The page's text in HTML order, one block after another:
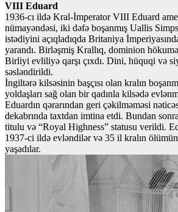
VIII Eduard
1936-cı ildə Kral-İmperator VIII Eduard
nümayəndəsi, iki dəfə boşanmış Uallis
istədiyini açıqladıqda Britaniya
yarandı. Birləşmiş Krallıq, dominion
Birliyi evliliyə qarşı çıxdı. Dini, hüquqi və
səsləndirildi.
İngiltərə kilsəsinin başçısı olan kralın
yoldaşları sağ olan bir qadınla kilsədə
Eduardın qərarından geri çəkilməməsi
dekabrında taxtdan imtina etdi. Bundan
titulu və “Royal Highness” statusu verildi.
1937-ci ildə evləndilər və 35 il kralın
yaşadılar.